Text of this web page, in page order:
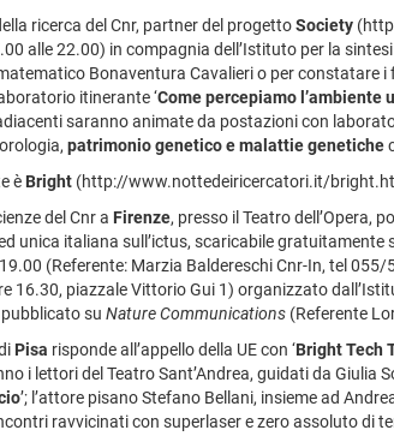
ricerca del Cnr, partner del progettoSociety
alle 22.00) in compagnia dell’Istituto per la
Bonaventura Cavalieri o per constatare
itinerante ‘Come percepiamo l’ambiente
saranno animate da postazioni con
patrimonio genetico e malattie genetiche
è Bright (http://www.nottedeiricercatori.it/
del Cnr a Firenze, presso il Teatro dell’Opera,
unica italiana sull’ictus, scaricabile
(Referente: Marzia Baldereschi Cnr-In, tel 055/
16.30, piazzale Vittorio Gui 1) organizzato
su Nature Communications (Referente
Pisa risponde all’appello della UE con ‘Bright Tech
i lettori del Teatro Sant’Andrea, guidati da Giulia
’; l’attore pisano Stefano Bellani, insieme ad
ravvicinati con superlaser e zero assoluto di